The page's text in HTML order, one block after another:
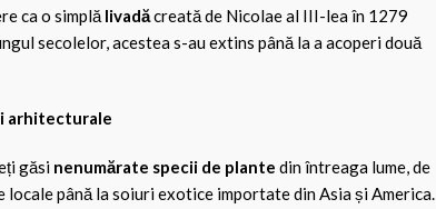
ca o simplă livadăcreată de Nicolae al III-lea în 1279
secolelor, acestea s-au extins până la a acoperi două
arhitecturale
găsi nenumărate specii de plante din întreaga lume, de
locale până la soiuri exotice importate din Asia și America.